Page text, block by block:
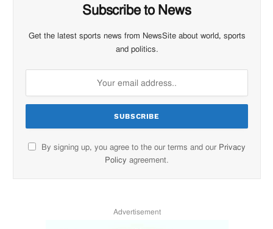
Subscribe to News
Get the latest sports news from NewsSite about world, sports
and politics.
By signing up, you agree to the our terms and our Privacy
Policy agreement.
Advertisement